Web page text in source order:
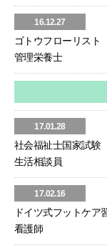
16.12.27
ゴトウフローリス
管理栄養士
17.01.28
社会福祉士国家試験
生活相談員
17.02.16
ドイツ式フットケ
看護師